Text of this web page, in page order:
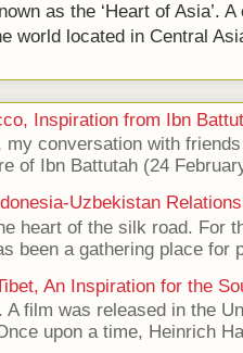
as the ‘Heart of Asia’.
world located in Central
Inspiration from Ibn
my conversation with
of Ibn Battutah (24
Uzbekistan Relations
heart of the silk road. For
been a gathering place for
An Inspiration for the
A film was released in the
upon a time, Heinrich